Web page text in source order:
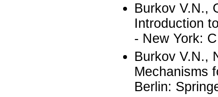
Burkov V.N.,
Introduction
- New York:
Burkov V.N.,
Mechanisms
Berlin: